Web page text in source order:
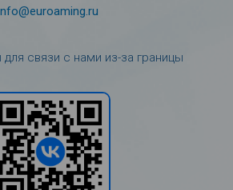
связи с нами из-за границы